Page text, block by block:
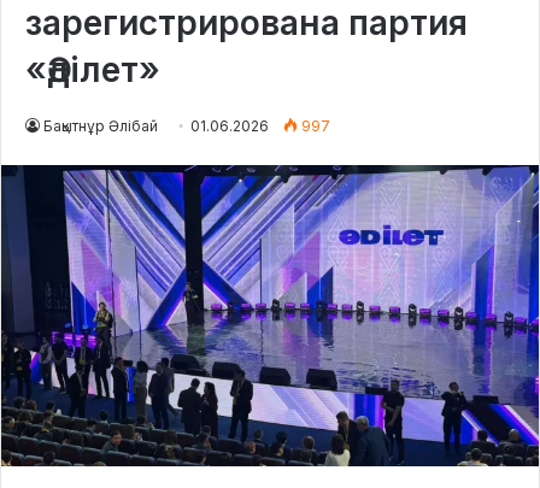
зарегистрирована партия
«Әділет»
Бақытнұр Әлібай 01.06.2026 997